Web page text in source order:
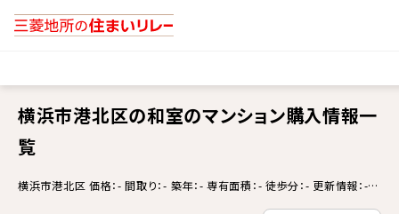
横浜市港北区の和室のマンション購入情報一
覧
横浜市港北区 価格：- 間取り：- 築年：- 専有面積：- 徒歩分：- 更新情報：-